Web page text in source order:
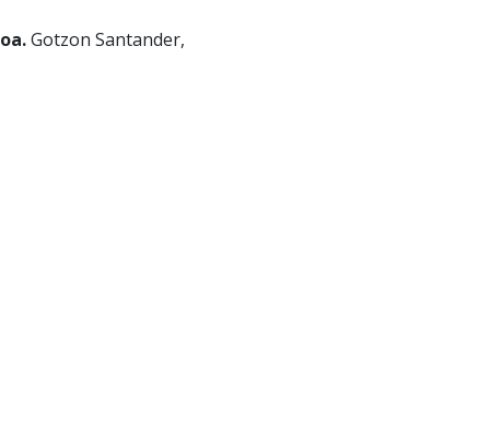
Gotzon Santander,